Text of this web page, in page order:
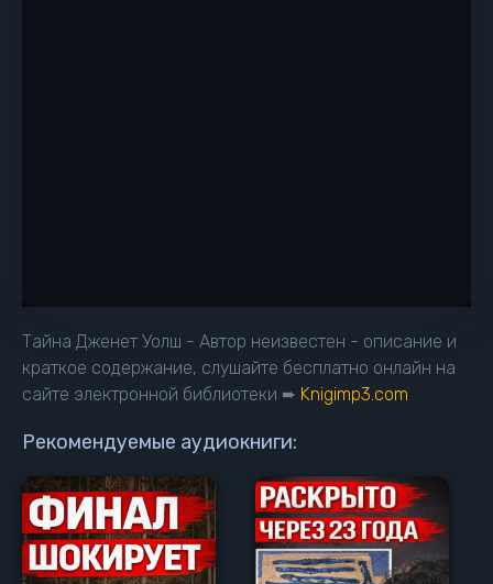
Тайна Дженет Уолш - Автор неизвестен - описание и
краткое содержание, слушайте бесплатно онлайн на
сайте электронной библиотеки ➨ Knigimp3.com
Рекомендуемые аудиокниги: